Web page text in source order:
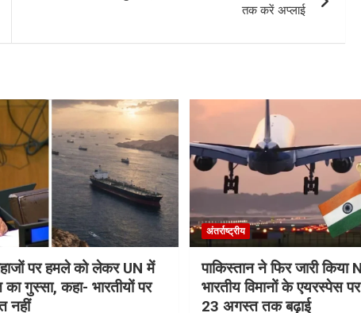
तक करें अप्लाई
पर हमले को लेकर UN में
का गुस्सा, कहा- भारतीयों पर
नहीं
अंतर्राष्ट्रीय
पाकिस्तान ने फिर जारी किया
भारतीय विमानों के एयरस्पेस
23 अगस्त तक बढ़ाई